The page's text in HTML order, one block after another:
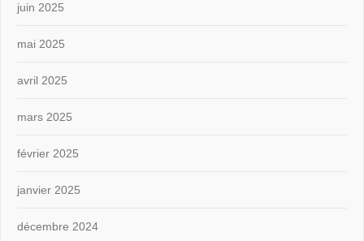
juin 2025
mai 2025
avril 2025
mars 2025
février 2025
janvier 2025
décembre 2024